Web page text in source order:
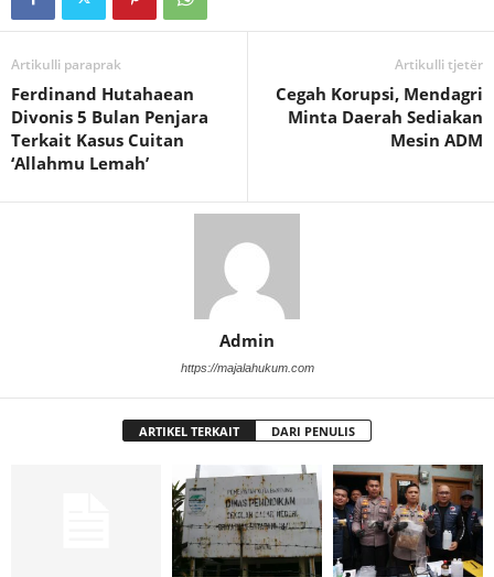
Artikulli paraprak
Ferdinand Hutahaean
Divonis 5 Bulan Penjara
Terkait Kasus Cuitan
‘Allahmu Lemah’
Artikulli tjetër
Cegah Korupsi, Mendagri
Minta Daerah Sediakan
Mesin ADM
Admin
https://majalahukum.com
ARTIKEL TERKAIT DARI PENULIS